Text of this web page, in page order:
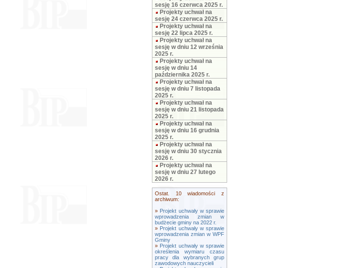
sesję 16 czerwca 2025 r.
Projekty uchwał na
sesję 24 czerwca 2025 r.
Projekty uchwał na
sesję 22 lipca 2025 r.
Projekty uchwał na
sesję w dniu 12 września
2025 r.
Projekty uchwał na
sesję w dniu 14
października 2025 r.
Projekty uchwał na
sesję w dniu 7 listopada
2025 r.
Projekty uchwał na
sesję w dniu 21 listopada
2025 r.
Projekty uchwał na
sesję w dniu 16 grudnia
2025 r.
Projekty uchwał na
sesję w dniu 30 stycznia
2026 r.
Projekty uchwał na
sesję w dniu 27 lutego
2026 r.
Ostat. 10 wiadomości z
archiwum:
» Projekt uchwały w sprawie
wprowadzenia zmian w
budżecie gminy na 2022 r.
» Projekt uchwały w sprawie
wprowadzenia zmian w WPF
Gminy
» Projekt uchwały w sprawie
określenia wymiaru czasu
pracy dla wybranych grup
zawodowych nauczycieli